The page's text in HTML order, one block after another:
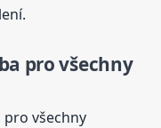
pro všechny
pro všechny